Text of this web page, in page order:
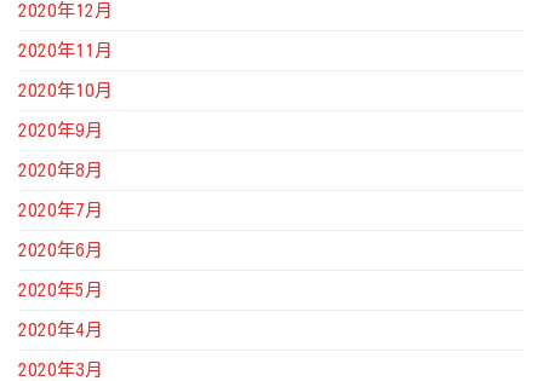
2020年12月
2020年11月
2020年10月
2020年9月
2020年8月
2020年7月
2020年6月
2020年5月
2020年4月
2020年3月